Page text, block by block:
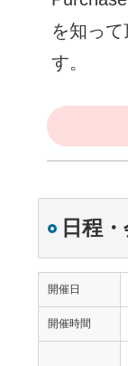
を知っ
す。
日程
開催日
開催時間